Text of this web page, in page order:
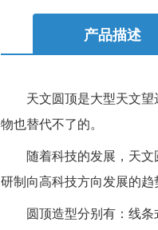
产品描述
天文圆顶是大型天文望
物也替代不了的。
随着科技的发展，天文
研制向高科技方向发展的趋
圆顶造型分别有：线条